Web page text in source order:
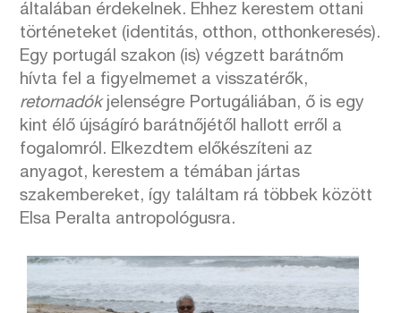
általában érdekelnek. Ehhez kerestem ottani
történeteket (identitás, otthon, otthonkeresés).
Egy portugál szakon (is) végzett barátnőm
hívta fel a figyelmemet a visszatérők,
retornadókjelenségre Portugáliában, ő is egy
kint élő újságíró barátnőjétől hallott erről a
fogalomról. Elkezdtem előkészíteni az
anyagot, kerestem a témában jártas
szakembereket, így találtam rá többek között
Elsa Peralta antropológusra.